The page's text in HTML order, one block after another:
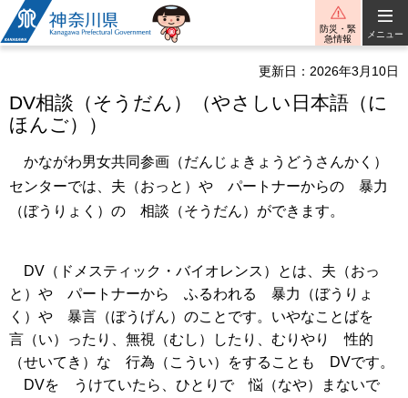
神奈川県
防災・緊
急情報
メニュー
更新日：2026年3月10日
DV相談（そうだん）（やさしい日本語（に
ほんご））
かながわ男女共同参画（だんじょきょうどうさんかく）
センターでは、夫（おっと）や パートナーからの 暴力
（ぼうりょく）の 相談（そうだん）ができます。
DV（ドメスティック・バイオレンス）とは、夫（おっ
と）や パートナーから ふるわれる 暴力（ぼうりょ
く）や 暴言（ぼうげん）のことです。いやなことばを
言（い）ったり、無視（むし）したり、むりやり 性的
（せいてき）な 行為（こうい）をすることも DVです。
DVを うけていたら、ひとりで 悩（なや）まないで